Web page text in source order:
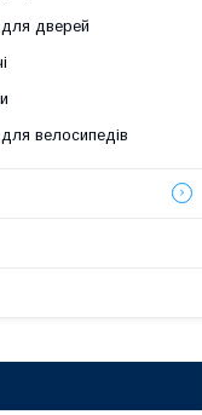
дверей
велосипедів